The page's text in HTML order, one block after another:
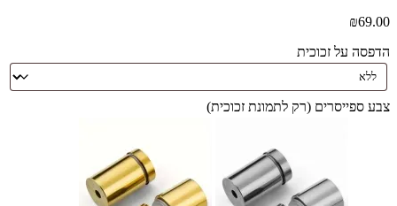
₪69.00
הדפסה על זכוכית
צבע ספייסרים (רק לתמונת זכוכית)